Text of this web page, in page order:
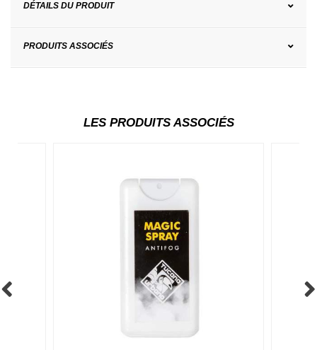
DÉTAILS DU PRODUIT
PRODUITS ASSOCIÉS
LES PRODUITS ASSOCIÉS